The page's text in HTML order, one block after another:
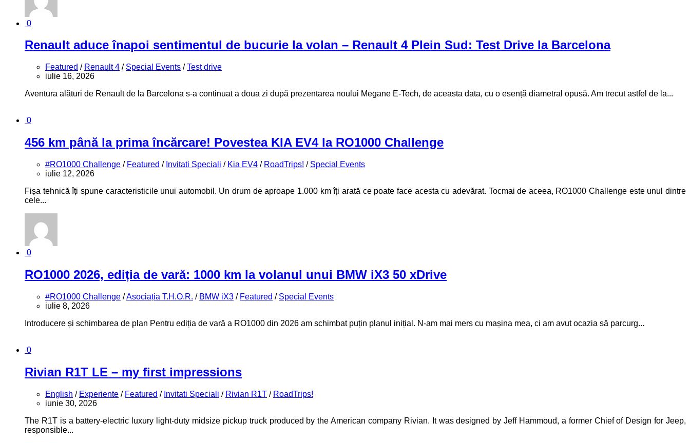
0
Renault aduce înapoi sentimentul de bucurie la volan – Renault 4 Plein Sud: Test Drive la Barcelona
Featured / Renault 4 / Special Events /Test drive
iulie 16, 2026
Aventura alături de Renault de la Barcelona s-a continuat a doua zi după prezentarea noului Megane E-Tech, de aceasta data, cu o esență diametral opusă. Am trecut astfel de la...
0
456 km până la prima încărcare! Povestea KIA EV4 la RO1000 Challenge
#RO1000 Challenge / Featured / Invitati Speciali / Kia EV4 / RoadTrips! / Special Events
iulie 12, 2026
Fișa tehnică îți spune caracteristicile unui automobil. Un drum de aproape 1.000 km îți arată ce poate face acesta cu adevărat. Tocmai de aceea, RO1000 Challenge este unul dintre
cele...
0
RO1000 2026, ediția de vară: 1000 km la volanul unui BMW iX3 50 xDrive
#RO1000 Challenge /Asociația T.H.O.R. / BMW iX3 / Featured / Special Events
iulie 8, 2026
Introducere și schimbarea de plan Pentru ediția de vară a RO1000 din 2026 am schimbat puțin planul inițial. N-am mai mers cu mașina mea, ci am avut ocazia să parcurg...
0
Rivian R1T LE – my first impressions
English / Experiente / Featured / Invitati Speciali / Rivian R1T / RoadTrips!
iunie 30, 2026
The R1T is a battery‑electric luxury light‑duty midsize pickup truck produced by the American company Rivian. It was designed by Jeff Hammoud, a former Chief of Design for Jeep,
responsible...